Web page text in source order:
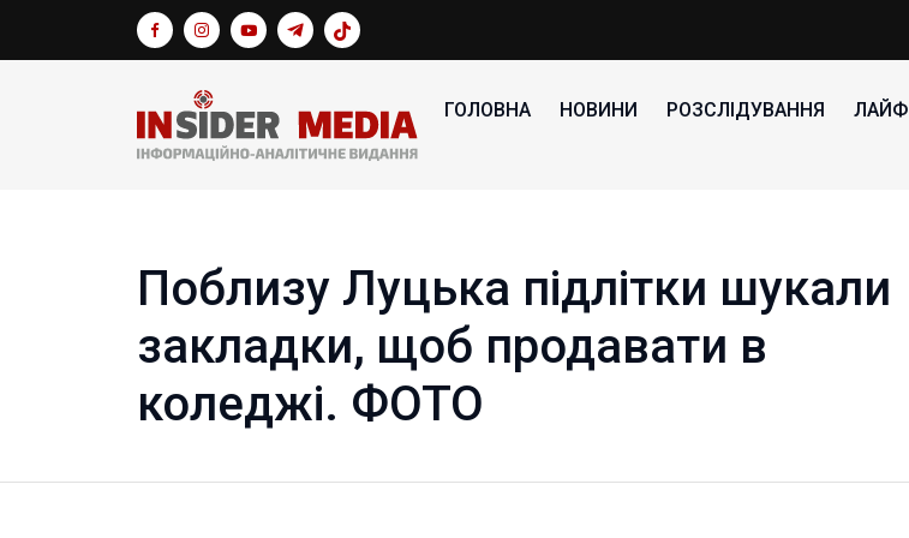
ГОЛОВНА НОВИНИ РОЗСЛІДУВАННЯ ЛАЙФ
Поблизу Луцька підлітки шукали
закладки, щоб продавати в
коледжі. ФОТО